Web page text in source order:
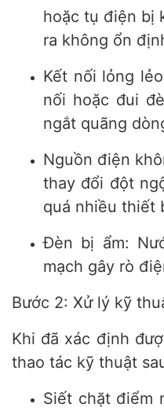
hoặc tụ điện bị
ra không ổn
Kết nối lỏng
nối hoặc đui
ngắt quãng
Nguồn điện
thay đổi đột
quá nhiều thiết
Đèn bị ẩm:
mạch gây rò
Bước 2: Xử lý kỹ
Khi đã xác định
thao tác kỹ thuật
Siết chặt điểm